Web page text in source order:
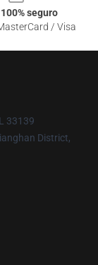
seguro
/ Visa
33139
District,